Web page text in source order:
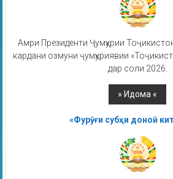
Амри Президенти Ҷумҳурии
кардани озмуни ҷумҳуриявии
дар соли 2026.
«Фурӯғи субҳи доноӣ